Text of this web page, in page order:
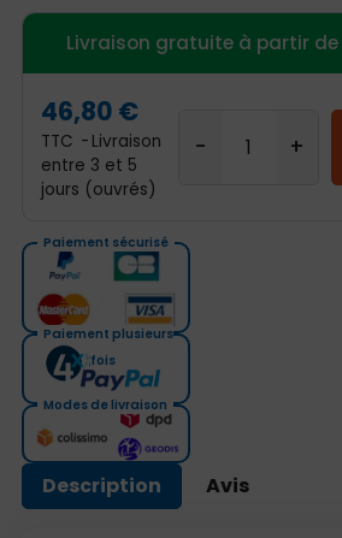
Livraison gratuite à partir
46,80 €
TTC
Livraison
entre 3 et 5
jours (ouvrés)
Paiement sécurisé
Paiement plusieurs
fois
Modes de livraison
Description Avis